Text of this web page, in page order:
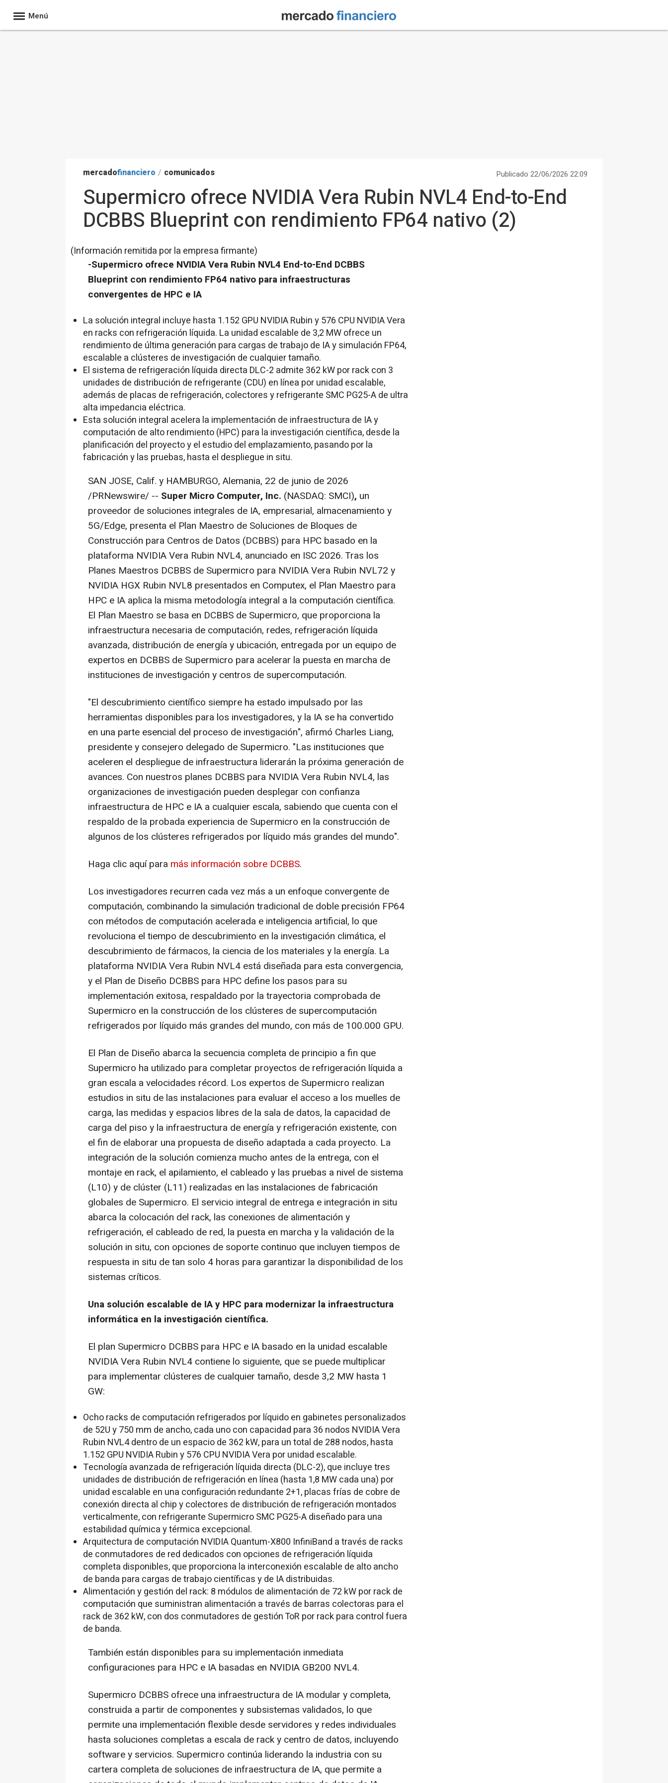
Menú
mercadofinanciero / comunicados Publicado 22/06/2026 22:09
Supermicro ofrece NVIDIA Vera Rubin NVL4 End-to-End
DCBBS Blueprint con rendimiento FP64 nativo (2)
(Información remitida por la empresa firmante)
-Supermicro ofrece NVIDIA Vera Rubin NVL4 End-to-End DCBBS
Blueprint con rendimiento FP64 nativo para infraestructuras
convergentes de HPC e IA
La solución integral incluye hasta 1.152 GPU NVIDIA Rubin y 576 CPU NVIDIA Vera
en racks con refrigeración líquida. La unidad escalable de 3,2 MW ofrece un
rendimiento de última generación para cargas de trabajo de IA y simulación FP64,
escalable a clústeres de investigación de cualquier tamaño.
El sistema de refrigeración líquida directa DLC-2 admite 362 kW por rack con 3
unidades de distribución de refrigerante (CDU) en línea por unidad escalable,
además de placas de refrigeración, colectores y refrigerante SMC PG25-A de ultra
alta impedancia eléctrica.
Esta solución integral acelera la implementación de infraestructura de IA y
computación de alto rendimiento (HPC) para la investigación científica, desde la
planificación del proyecto y el estudio del emplazamiento, pasando por la
fabricación y las pruebas, hasta el despliegue in situ.
SAN JOSE, Calif. y HAMBURGO, Alemania, 22 de junio de 2026
/PRNewswire/ -- Super Micro Computer, Inc. (NASDAQ: SMCI), un
proveedor de soluciones integrales de IA, empresarial, almacenamiento y
5G/Edge, presenta el Plan Maestro de Soluciones de Bloques de
Construcción para Centros de Datos (DCBBS) para HPC basado en la
plataforma NVIDIA Vera Rubin NVL4, anunciado en ISC 2026. Tras los
Planes Maestros DCBBS de Supermicro para NVIDIA Vera Rubin NVL72 y
NVIDIA HGX Rubin NVL8 presentados en Computex, el Plan Maestro para
HPC e IA aplica la misma metodología integral a la computación científica.
El Plan Maestro se basa en DCBBS de Supermicro, que proporciona la
infraestructura necesaria de computación, redes, refrigeración líquida
avanzada, distribución de energía y ubicación, entregada por un equipo de
expertos en DCBBS de Supermicro para acelerar la puesta en marcha de
instituciones de investigación y centros de supercomputación.
"El descubrimiento científico siempre ha estado impulsado por las
herramientas disponibles para los investigadores, y la IA se ha convertido
en una parte esencial del proceso de investigación", afirmó Charles Liang,
presidente y consejero delegado de Supermicro. "Las instituciones que
aceleren el despliegue de infraestructura liderarán la próxima generación de
avances. Con nuestros planes DCBBS para NVIDIA Vera Rubin NVL4, las
organizaciones de investigación pueden desplegar con confianza
infraestructura de HPC e IA a cualquier escala, sabiendo que cuenta con el
respaldo de la probada experiencia de Supermicro en la construcción de
algunos de los clústeres refrigerados por líquido más grandes del mundo".
Haga clic aquí para más información sobre DCBBS.
Los investigadores recurren cada vez más a un enfoque convergente de
computación, combinando la simulación tradicional de doble precisión FP64
con métodos de computación acelerada e inteligencia artificial, lo que
revoluciona el tiempo de descubrimiento en la investigación climática, el
descubrimiento de fármacos, la ciencia de los materiales y la energía. La
plataforma NVIDIA Vera Rubin NVL4 está diseñada para esta convergencia,
y el Plan de Diseño DCBBS para HPC define los pasos para su
implementación exitosa, respaldado por la trayectoria comprobada de
Supermicro en la construcción de los clústeres de supercomputación
refrigerados por líquido más grandes del mundo, con más de 100.000 GPU.
El Plan de Diseño abarca la secuencia completa de principio a fin que
Supermicro ha utilizado para completar proyectos de refrigeración líquida a
gran escala a velocidades récord. Los expertos de Supermicro realizan
estudios in situ de las instalaciones para evaluar el acceso a los muelles de
carga, las medidas y espacios libres de la sala de datos, la capacidad de
carga del piso y la infraestructura de energía y refrigeración existente, con
el fin de elaborar una propuesta de diseño adaptada a cada proyecto. La
integración de la solución comienza mucho antes de la entrega, con el
montaje en rack, el apilamiento, el cableado y las pruebas a nivel de sistema
(L10) y de clúster (L11) realizadas en las instalaciones de fabricación
globales de Supermicro. El servicio integral de entrega e integración in situ
abarca la colocación del rack, las conexiones de alimentación y
refrigeración, el cableado de red, la puesta en marcha y la validación de la
solución in situ, con opciones de soporte continuo que incluyen tiempos de
respuesta in situ de tan solo 4 horas para garantizar la disponibilidad de los
sistemas críticos.
Una solución escalable de IA y HPC para modernizar la infraestructura
informática en la investigación científica.
El plan Supermicro DCBBS para HPC e IA basado en la unidad escalable
NVIDIA Vera Rubin NVL4 contiene lo siguiente, que se puede multiplicar
para implementar clústeres de cualquier tamaño, desde 3,2 MW hasta 1
GW:
Ocho racks de computación refrigerados por líquido en gabinetes personalizados
de 52U y 750 mm de ancho, cada uno con capacidad para 36 nodos NVIDIA Vera
Rubin NVL4 dentro de un espacio de 362 kW, para un total de 288 nodos, hasta
1.152 GPU NVIDIA Rubin y 576 CPU NVIDIA Vera por unidad escalable.
Tecnología avanzada de refrigeración líquida directa (DLC-2), que incluye tres
unidades de distribución de refrigeración en línea (hasta 1,8 MW cada una) por
unidad escalable en una configuración redundante 2+1, placas frías de cobre de
conexión directa al chip y colectores de distribución de refrigeración montados
verticalmente, con refrigerante Supermicro SMC PG25-A diseñado para una
estabilidad química y térmica excepcional.
Arquitectura de computación NVIDIA Quantum-X800 InfiniBand a través de racks
de conmutadores de red dedicados con opciones de refrigeración líquida
completa disponibles, que proporciona la interconexión escalable de alto ancho
de banda para cargas de trabajo científicas y de IA distribuidas.
Alimentación y gestión del rack: 8 módulos de alimentación de 72 kW por rack de
computación que suministran alimentación a través de barras colectoras para el
rack de 362 kW, con dos conmutadores de gestión ToR por rack para control fuera
de banda.
También están disponibles para su implementación inmediata
configuraciones para HPC e IA basadas en NVIDIA GB200 NVL4.
Supermicro DCBBS ofrece una infraestructura de IA modular y completa,
construida a partir de componentes y subsistemas validados, lo que
permite una implementación flexible desde servidores y redes individuales
hasta soluciones completas a escala de rack y centro de datos, incluyendo
software y servicios. Supermicro continúa liderando la industria con su
cartera completa de soluciones de infraestructura de IA, que permite a